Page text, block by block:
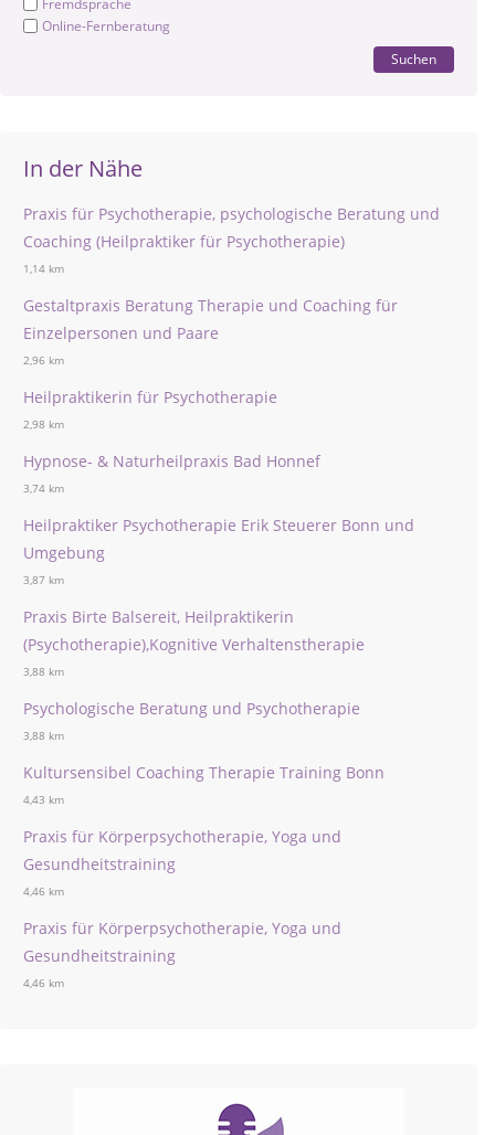
Fremdsprache
Online-Fernberatung
Suchen
In der Nähe
Praxis für Psychotherapie, psychologische Beratung und
Coaching (Heilpraktiker für Psychotherapie)
1,14 km
Gestaltpraxis Beratung Therapie und Coaching für
Einzelpersonen und Paare
2,96 km
Heilpraktikerin für Psychotherapie
2,98 km
Hypnose- & Naturheilpraxis Bad Honnef
3,74 km
Heilpraktiker Psychotherapie Erik Steuerer Bonn und
Umgebung
3,87 km
Praxis Birte Balsereit, Heilpraktikerin
(Psychotherapie),Kognitive Verhaltenstherapie
3,88 km
Psychologische Beratung und Psychotherapie
3,88 km
Kultursensibel Coaching Therapie Training Bonn
4,43 km
Praxis für Körperpsychotherapie, Yoga und
Gesundheitstraining
4,46 km
Praxis für Körperpsychotherapie, Yoga und
Gesundheitstraining
4,46 km